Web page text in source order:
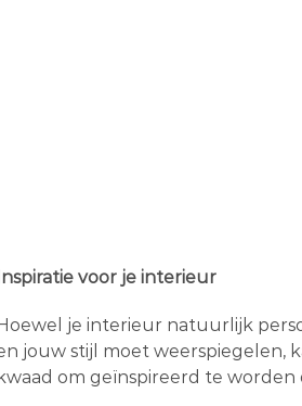
voor je interieur
Hoewel je interieur natuurlijk
jouw stijl moet weerspiegelen,
kwaad om geïnspireerd te worden